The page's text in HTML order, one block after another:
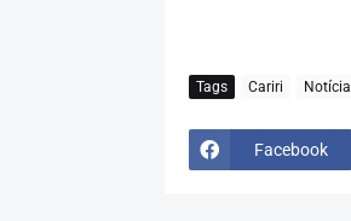
Tags Cariri Notícia
Facebook